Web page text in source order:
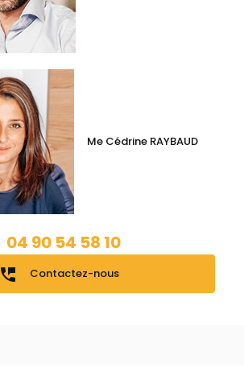
Me Cédrine RAYBAUD
04 90 54 58 10
perm_phone_msg Contactez-nous